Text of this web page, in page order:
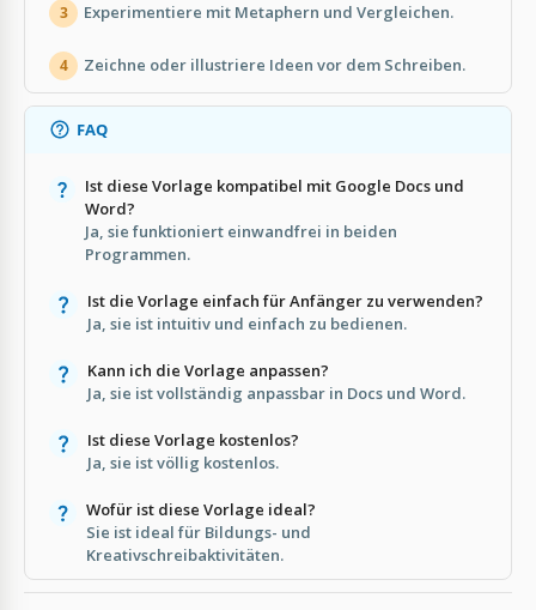
3 Experimentiere mit Metaphern und Vergleichen.
4 Zeichne oder illustriere Ideen vor dem Schreiben.
FAQ
Ist diese Vorlage kompatibel mit Google Docs und
Word?
Ja, sie funktioniert einwandfrei in beiden
Programmen.
Ist die Vorlage einfach für Anfänger zu verwenden?
Ja, sie ist intuitiv und einfach zu bedienen.
Kann ich die Vorlage anpassen?
Ja, sie ist vollständig anpassbar in Docs und Word.
Ist diese Vorlage kostenlos?
Ja, sie ist völlig kostenlos.
Wofür ist diese Vorlage ideal?
Sie ist ideal für Bildungs- und
Kreativschreibaktivitäten.